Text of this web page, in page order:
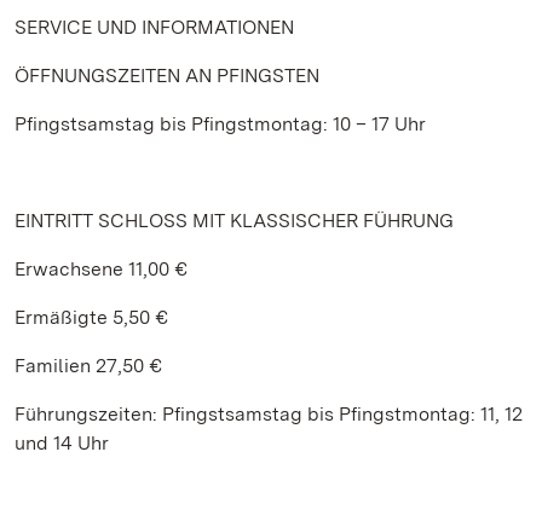
SERVICE UND INFORMATIONEN
ÖFFNUNGSZEITEN AN PFINGSTEN
Pfingstsamstag bis Pfingstmontag: 10 – 17 Uhr
EINTRITT SCHLOSS MIT KLASSISCHER FÜHRUNG
Erwachsene 11,00 €
Ermäßigte 5,50 €
Familien 27,50 €
Führungszeiten: Pfingstsamstag bis Pfingstmontag: 11, 12
und 14 Uhr